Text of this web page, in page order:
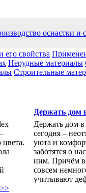
оснастки и
его свойства
Нерудные материалы
Строительные
–
цвета.
Держать дом
Держать дом в
сегодня –
уюта и
заботятся о
ним. Причём
совсем
учитывают